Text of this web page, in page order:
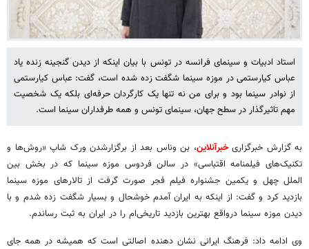
استاد ادبیات و سینمای فرانسه در تونس با بیان اینکه از دیدن گنجینه زنده یاد
عباس کیارستمی در موزه سینما شگفت زده شده است، گفت: عباس کیارستمی
از نوادر سینما بود و برای من نه تنها یک کارگردان حرفه‌ای بلکه یک شخصیت
مهم تاثیرگذار در سطح جهان، سینمای تونس و همه طرفداران سینما است.
به گزارش خبرگزاریخبرآنلاین، بن وناس بعد از برگزارشدن ورک شاپ «روش‌ها و
تکنیک‌های فیلمنامه اقتباسی» در سالن فردوس موزه سینما که در بخش بین
الملل چهل و یکمین جشنواره فیلم فجر صورت گرفت از تالارهای موزه سینما
بازدید کرد و گفت: از اینکه به ایران آمدم خوشحال و بسیار شگفت زده شدم و با
دیدن موزه سینما درواقع بهترین بازدید تاریخی‌ام را در ایران به ثبت رساندم.
وی ادامه داد: فرهنگ ایرانی نشان دهنده اصالتی است که همیشه در همه جای